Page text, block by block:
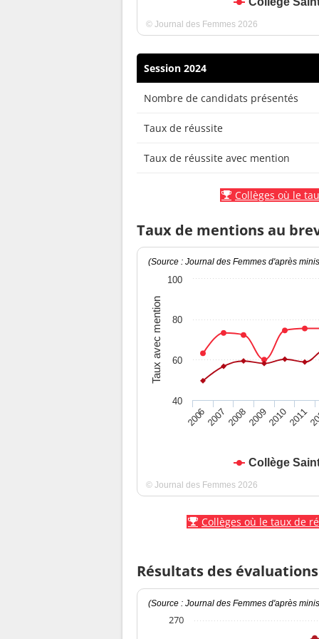
© Journal des Femmes 2026
Session 2024
Nombre de candidats présentés
Taux de réussite
Taux de réussite avec mention
Collèges où le
Taux de mentions au
Taux avec mention
(Source : Journal des Femmes d'après
Collège
200620072008200920102011
40
60
80
100
© Journal des Femmes 2026
Collèges où le taux de
Résultats des
(Source : Journal des Femmes d'après
270